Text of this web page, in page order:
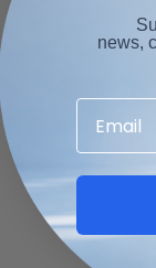
news,